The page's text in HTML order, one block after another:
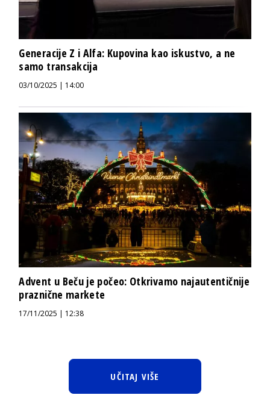
Generacije Z i Alfa: Kupovina kao iskustvo, a ne
samo transakcija
03/10/2025 | 14:00
Advent u Beču je počeo: Otkrivamo najautentičnije
praznične markete
17/11/2025 | 12:38
UČITAJ VIŠE